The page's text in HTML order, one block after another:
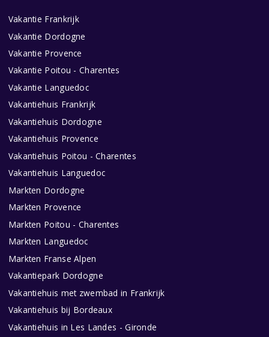
Vakantie Frankrijk
Vakantie Dordogne
Vakantie Provence
Vakantie Poitou - Charentes
Vakantie Languedoc
Vakantiehuis Frankrijk
Vakantiehuis Dordogne
Vakantiehuis Provence
Vakantiehuis Poitou - Charentes
Vakantiehuis Languedoc
Markten Dordogne
Markten Provence
Markten Poitou - Charentes
Markten Languedoc
Markten Franse Alpen
Vakantiepark Dordogne
Vakantiehuis met zwembad in Frankrijk
Vakantiehuis bij Bordeaux
Vakantiehuis in Les Landes - Gironde